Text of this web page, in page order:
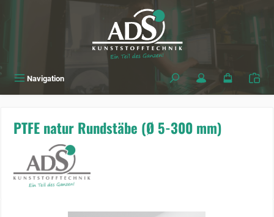
Navigation
PTFE natur Rundstäbe (Ø 5-300 mm)